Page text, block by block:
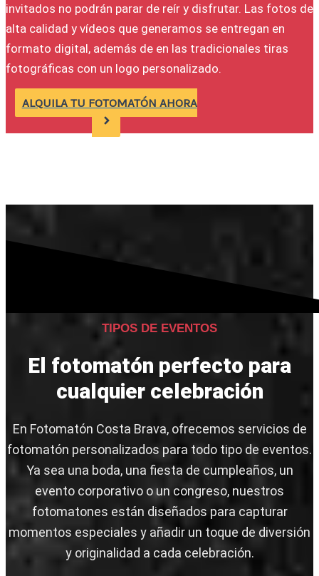
invitados no podrán parar de reír y disfrutar. Las fotos de
alta calidad y vídeos que generamos se entregan en
formato digital, además de en las tradicionales tiras
fotográficas con un logo personalizado.
ALQUILA TU FOTOMATÓN AHORA
TIPOS DE EVENTOS
El fotomatón perfecto para
cualquier celebración
En Fotomatón Costa Brava, ofrecemos servicios de
fotomatón personalizados para todo tipo de eventos.
Ya sea una boda, una fiesta de cumpleaños, un
evento corporativo o un congreso, nuestros
fotomatones están diseñados para capturar
momentos especiales y añadir un toque de diversión
y originalidad a cada celebración.